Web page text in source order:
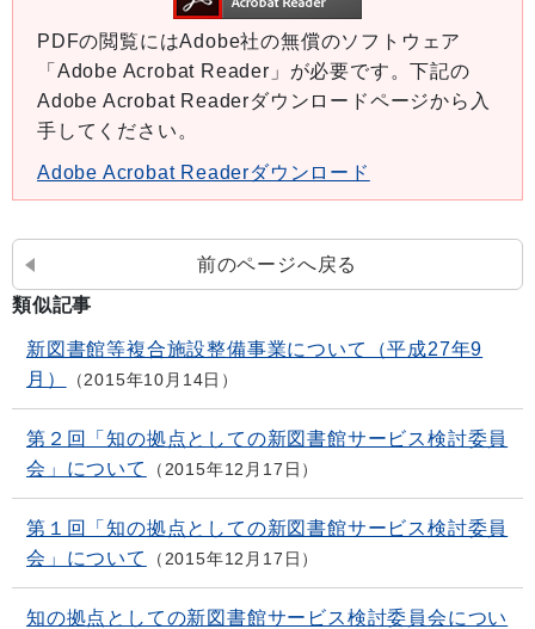
PDFの閲覧にはAdobe社の無償のソフトウェア
「Adobe Acrobat Reader」が必要です。下記の
Adobe Acrobat Readerダウンロードページから入
手してください。
Adobe Acrobat Readerダウンロード
前のページへ戻る
類似記事
新図書館等複合施設整備事業について（平成27年9
月）
2015年10月14日
第２回「知の拠点としての新図書館サービス検討委員
会」について
2015年12月17日
第１回「知の拠点としての新図書館サービス検討委員
会」について
2015年12月17日
知の拠点としての新図書館サービス検討委員会につい